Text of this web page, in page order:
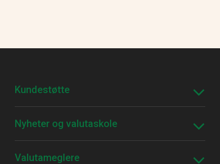
Kundestøtte
Nyheter og valutaskole
Valutameglere